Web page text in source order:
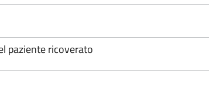
paziente ricoverato